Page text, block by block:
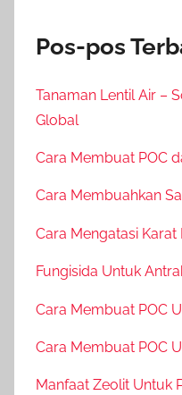
Pos-pos
Tanaman Lentil Air –
Global
Cara Membuat POC
Cara Membuahkan
Cara Mengatasi
Fungisida Untuk
Cara Membuat POC
Cara Membuat POC
Manfaat Zeolit Untuk